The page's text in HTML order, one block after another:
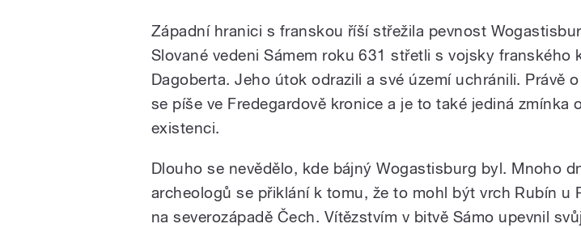
Západní hranici s franskou říší střežila pevnost
Slované vedeni Sámem roku 631 střetli s vojsky franského
Dagoberta. Jeho útok odrazili a své území uchránili. Právě
se píše ve Fredegardově kronice a je to také jediná zmínka
existenci.
Dlouho se nevědělo, kde bájný Wogastisburg byl. Mnoho
archeologů se přiklání k tomu, že to mohl být vrch Rubín u
na severozápadě Čech. Vítězstvím v bitvě Sámo upevnil